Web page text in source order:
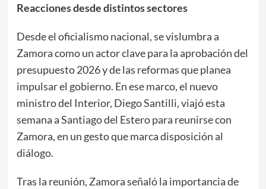
Reacciones desde distintos sectores
Desde el oficialismo nacional, se vislumbra a
Zamora como un actor clave para la aprobación del
presupuesto 2026 y de las reformas que planea
impulsar el gobierno. En ese marco, el nuevo
ministro del Interior, Diego Santilli, viajó esta
semana a Santiago del Estero para reunirse con
Zamora, en un gesto que marca disposición al
diálogo.
Tras la reunión, Zamora señaló la importancia de